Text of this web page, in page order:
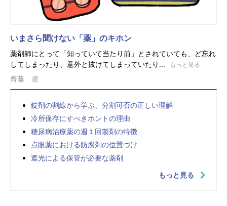
いまさら聞けない「薬」のキホン
薬剤師にとって「知っていて当たり前」とされていても、ど忘れ
してしまったり、意外と抜けてしまっていたり...
もっと見る
齊藤 凌
錠剤の割線から学ぶ、分割可否の正しい理解
冷所保存にすべきホントの理由
糖尿病治療薬の週１回製剤の特徴
点眼薬における防腐剤の位置づけ
遮光による保管が必要な薬剤
もっと見る